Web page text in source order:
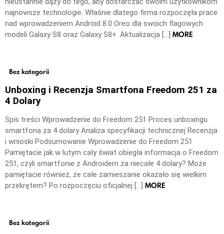
najnowsze technologie. Właśnie dlatego firma rozpoczęła prace
nad wprowadzeniem Android 8.0 Oreo dla swoich flagowych
modeli Galaxy S8 oraz Galaxy S8+. Aktualizacja […] MORE
Bez kategorii
Unboxing i Recenzja Smartfona Freedom 251 za
4 Dolary
Spis treści Wprowadzenie do Freedom 251 Proces unboxingu
smartfona za 4 dolary Analiza specyfikacji technicznej Recenzja
i wnioski Podsumowanie Wprowadzenie do Freedom 251
Pamiętacie jak w lutym cały świat obiegła informacja o Freedom
251, czyli smartfonie z Androidem za niecałe 4 dolary? Może
pamiętacie również, że całe zamieszanie okazało się wielkim
przekrętem? Po rozpoczęciu oficjalnej […] MORE
Bez kategorii